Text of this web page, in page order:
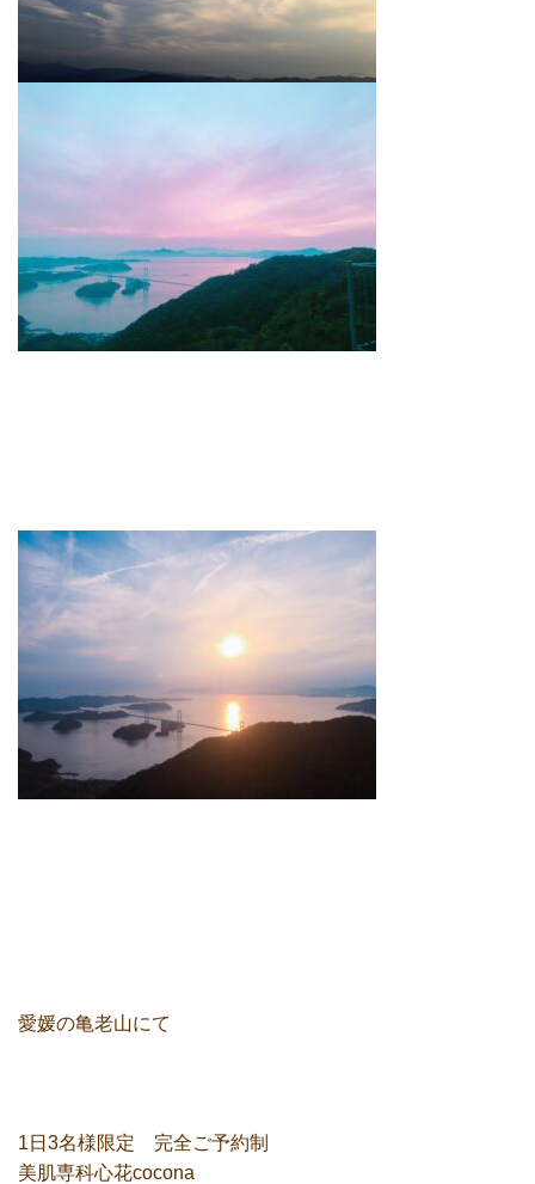
愛媛の亀老山にて
1日3名様限定 完全ご予約制
美肌専科心花cocona